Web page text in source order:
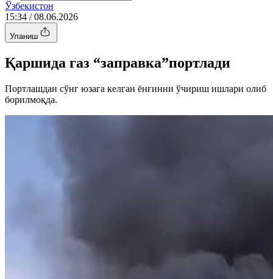
Ўзбекистон
15:34 / 08.06.2026
Уланиш
Қаршида газ “заправка”портлади
Портлашдан сўнг юзага келган ёнғинни ўчириш ишлари олиб
борилмоқда.